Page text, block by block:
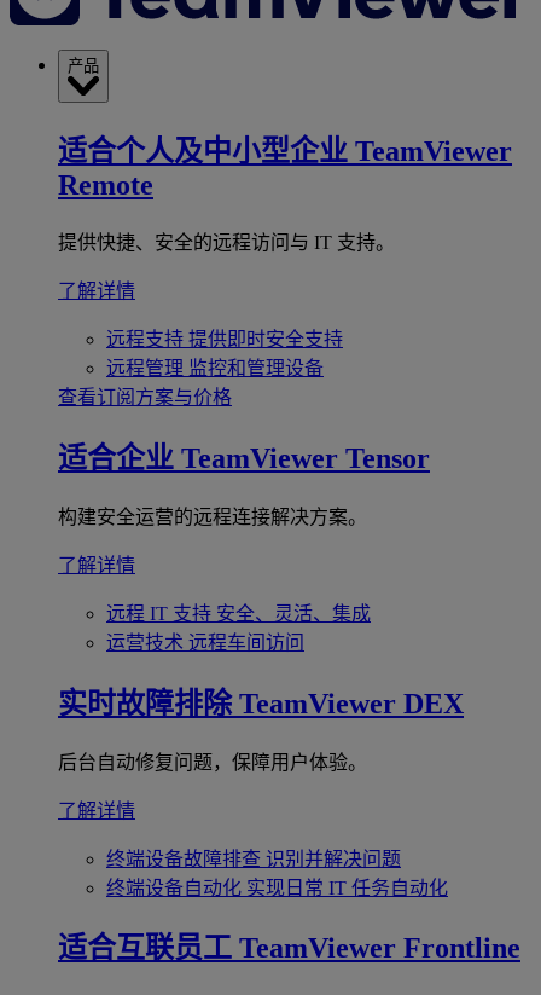
产品
适合个人及中小型企业 TeamViewer
Remote
提供快捷、安全的远程访问与 IT 支持。
了解详情
远程支持 提供即时安全支持
远程管理 监控和管理设备
查看订阅方案与价格
适合企业 TeamViewer Tensor
构建安全运营的远程连接解决方案。
了解详情
远程 IT 支持 安全、灵活、集成
运营技术 远程车间访问
实时故障排除 TeamViewer DEX
后台自动修复问题，保障用户体验。
了解详情
终端设备故障排查 识别并解决问题
终端设备自动化 实现日常 IT 任务自动化
适合互联员工 TeamViewer Frontline